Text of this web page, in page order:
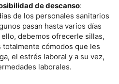
de descanso:
de los personales sanitarios
pasan hasta varios días
debemos ofrecerle sillas,
totalmente cómodos que les
el estrés laboral y a su vez,
laborales.